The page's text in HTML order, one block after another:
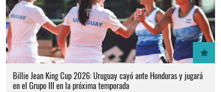
Billie Jean King Cup 2026: Uruguay cayó ante Honduras y jugará
en el Grupo III en la próxima temporada